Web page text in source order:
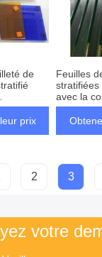
de
prix
Feuilles
stratifiées
avec la
de PVB
2 3
votre